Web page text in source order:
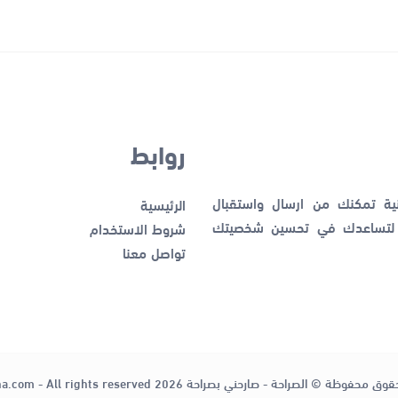
تمكنك من ارسال واستقبال
لتساعدك في تحسين شخصيتك
روابط
الرئيسية
شروط الاستخدام
تواصل معنا
محفوظة © الصراحة - صارحني بصراحة 2026 - All rights reserved